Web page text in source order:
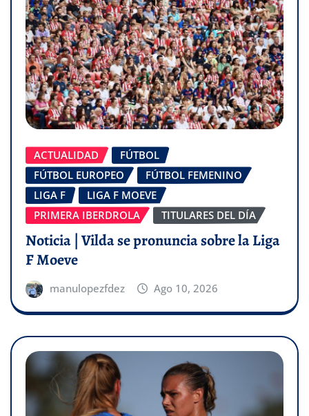
ACTUALIDAD
FÚTBOL
FÚTBOL EUROPEO
FÚTBOL FEMENINO
LIGA F
LIGA F MOEVE
PRIMERA IBERDROLA
TITULARES DEL DÍA
Noticia | Vilda se pronuncia sobre la Liga
F Moeve
manulopezfdez Ago 10, 2026